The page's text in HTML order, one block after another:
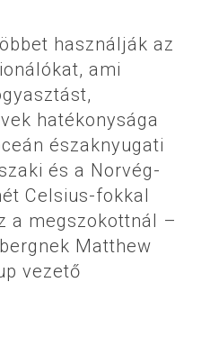
használják az
ami
hatékonysága
északnyugati
és a Norvég-
Celsius-fokkal
a megszokottnál –
Matthew
vezető